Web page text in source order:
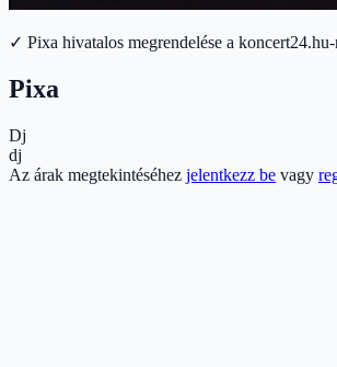
✓ Pixa hivatalos megrendelése a
Pixa
Dj
dj
Az árak megtekintéséhez jelentkezz be vagy